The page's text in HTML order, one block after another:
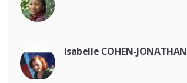
Isabelle COHEN-JONATHAN